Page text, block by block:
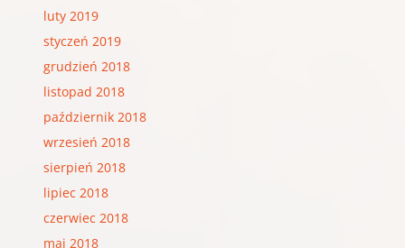
luty 2019
styczeń 2019
grudzień 2018
listopad 2018
październik 2018
wrzesień 2018
sierpień 2018
lipiec 2018
czerwiec 2018
maj 2018